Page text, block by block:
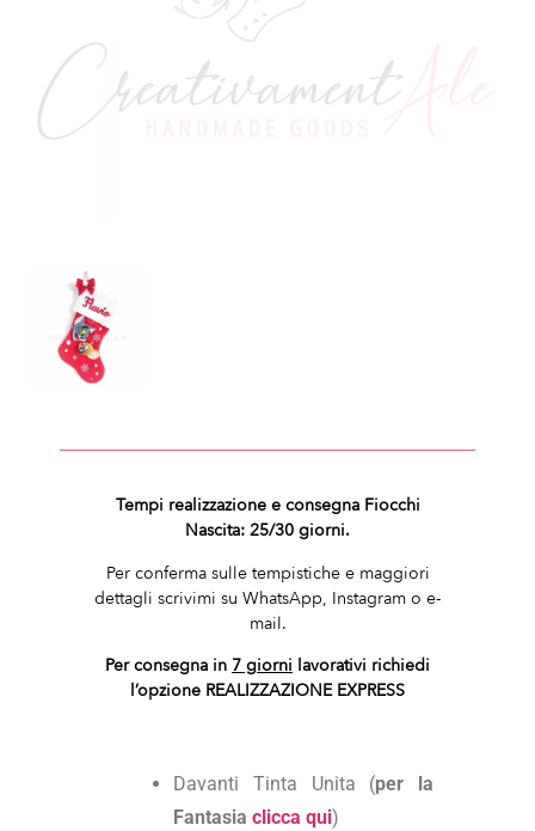
Tempi realizzazione e consegna Fiocchi
Nascita: 25/30 giorni.
Per conferma sulle tempistiche e maggiori
dettagli scrivimi su WhatsApp, Instagram o e-
mail.
Per consegna in 7 giorni lavorativi richiedi
l’opzione REALIZZAZIONE EXPRESS
Davanti Tinta Unita (per la
Fantasia clicca qui)